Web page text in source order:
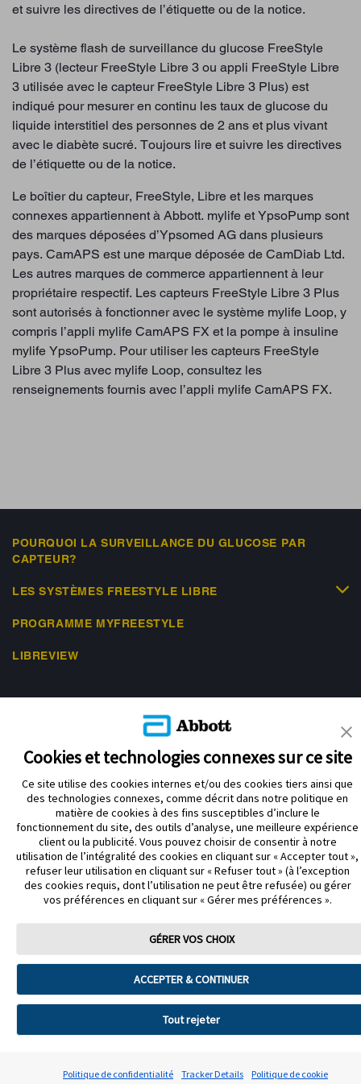
et suivre les directives de l’étiquette ou de la notice.
Le système flash de surveillance du glucose FreeStyle
Libre 3 (lecteur FreeStyle Libre 3 ou appli FreeStyle Libre
3 utilisée avec le capteur FreeStyle Libre 3 Plus) est
indiqué pour mesurer en continu les taux de glucose du
liquide interstitiel des personnes de 2 ans et plus vivant
avec le diabète sucré. Toujours lire et suivre les directives
de l’étiquette ou de la notice.
Le boîtier du capteur, FreeStyle, Libre et les marques
connexes appartiennent à Abbott. mylife et YpsoPump sont
des marques déposées d’Ypsomed AG dans plusieurs
pays. CamAPS est une marque déposée de CamDiab Ltd.
Les autres marques de commerce appartiennent à leur
propriétaire respectif. Les capteurs FreeStyle Libre 3 Plus
sont autorisés à fonctionner avec le système mylife Loop, y
compris l’appli mylife CamAPS FX et la pompe à insuline
mylife YpsoPump. Pour utiliser les capteurs FreeStyle
Libre 3 Plus avec mylife Loop, consultez les
renseignements fournis avec l’appli mylife CamAPS FX.
POURQUOI LA SURVEILLANCE DU GLUCOSE PAR
CAPTEUR?
LES SYSTÈMES FREESTYLE LIBRE
PROGRAMME MYFREESTYLE
LIBREVIEW
Énoncé d’accessibilité À propos d’Abbott
Nous joindre
Politique de confidentialité
Modalités d’utilisation
Préférences de cookies
© 2026 Abbott
Le boîtier du capteur, FreeStyle, Libre et les marques connexes
appartiennent à Abbott. Les images des produits ne servent qu’à des fins de
présentation. Les autres marques de commerce appartiennent à leur
Cookies et technologies connexes sur ce site
Ce site utilise des cookies internes et/ou des cookies tiers ainsi que
des technologies connexes, comme décrit dans notre politique en
matière de cookies à des fins susceptibles d’inclure le
fonctionnement du site, des outils d’analyse, une meilleure expérience
client ou la publicité. Vous pouvez choisir de consentir à notre
utilisation de l’intégralité des cookies en cliquant sur « Accepter tout »,
refuser leur utilisation en cliquant sur « Refuser tout » (à l’exception
des cookies requis, dont l’utilisation ne peut être refusée) ou gérer
vos préférences en cliquant sur « Gérer mes préférences ».
GÉRER VOS CHOIX
ACCEPTER & CONTINUER
Tout rejeter
Politique de confidentialité Tracker Details Politique de cookie